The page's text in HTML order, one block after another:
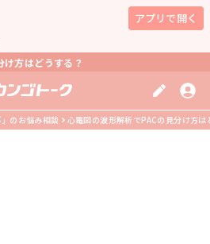
アプリで開く
方はどうする？
」のお悩み相談 心電図の波形解析でPACの見分け方は